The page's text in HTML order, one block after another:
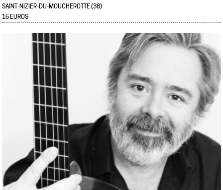
SAINT-NIZIER-DU-MOUCHEROTTE (38)
15 EUROS